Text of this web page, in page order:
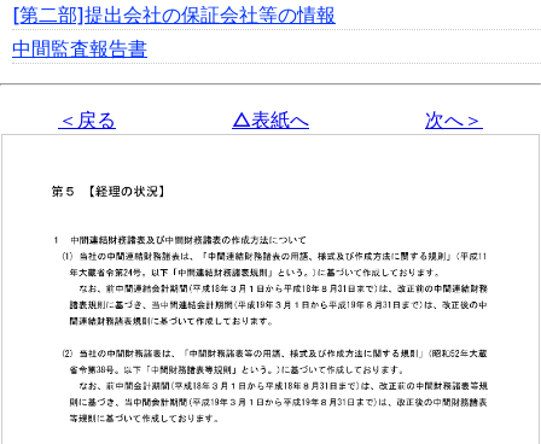
[第二部]提出会社の保証会社等の情報
中間監査報告書
＜戻る △表紙へ 次へ＞